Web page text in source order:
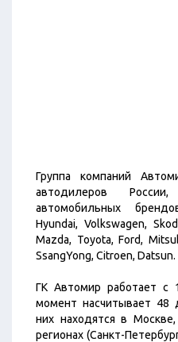
Группа компаний
автодилеров
автомобильных
Hyundai, Volkswagen,
Mazda, Toyota, Ford,
SsangYong, Citroen, Datsun.
ГК Автомир работает с
момент насчитывает 48
них находятся в
регионах (Санкт-